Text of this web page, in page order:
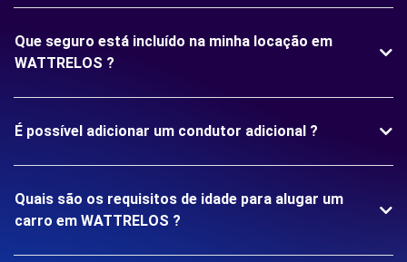
Que seguro está incluído na minha locação em
WATTRELOS ?
É possível adicionar um condutor adicional ?
Quais são os requisitos de idade para alugar um
carro em WATTRELOS ?